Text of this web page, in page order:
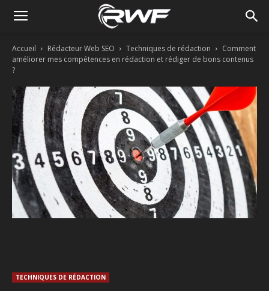
Accueil Rédacteur Web SEO Techniques de rédaction
Comment
améliorer mes compétences en rédaction et rédiger de bons contenus
?
TECHNIQUES DE RÉDACTION